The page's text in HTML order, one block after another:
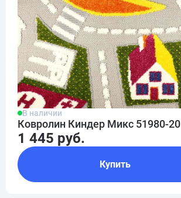
В наличии
Ковролин Киндер Микс 51980-20
1 445 руб.
Купить